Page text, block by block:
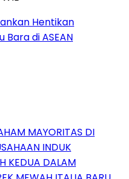
Hentikan
di ASEAN
MAYORITAS DI
INDUK
KEDUA DALAM